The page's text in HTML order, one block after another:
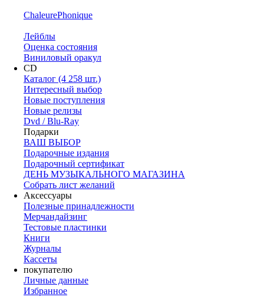
ChaleurePhonique
Лейблы
Оценка состояния
Виниловый оракул
CD
Каталог (4 258 шт.)
Интересный выбор
Новые поступления
Новые релизы
Dvd / Blu-Ray
Подарки
ВАШ ВЫБОР
Подарочные издания
Подарочный сертификат
ДЕНЬ МУЗЫКАЛЬНОГО МАГАЗИНА
Собрать лист желаний
Аксессуары
Полезные принадлежности
Мерчандайзинг
Тестовые пластинки
Книги
Журналы
Кассеты
покупателю
Личные данные
Избранное